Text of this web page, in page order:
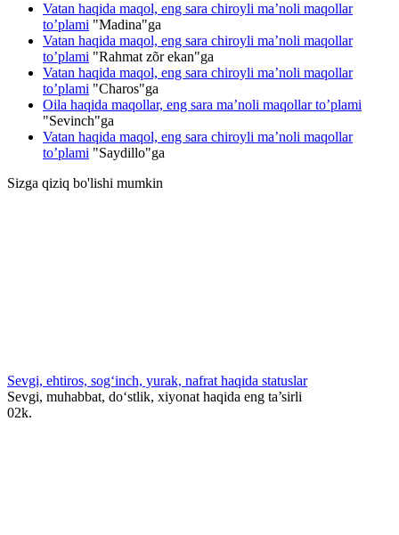
Vatan haqida maqol, eng sara chiroyli ma’noli maqollar
to’plami "Madina"ga
Vatan haqida maqol, eng sara chiroyli ma’noli maqollar
to’plami "Rahmat zõr ekan"ga
Vatan haqida maqol, eng sara chiroyli ma’noli maqollar
to’plami "Charos"ga
Oila haqida maqollar, eng sara ma’noli maqollar to’plami
"Sevinch"ga
Vatan haqida maqol, eng sara chiroyli ma’noli maqollar
to’plami "Saydillo"ga
Sizga qiziq bo'lishi mumkin
Sevgi, ehtiros, sog‘inch, yurak, nafrat haqida statuslar
Sevgi, muhabbat, do‘stlik, xiyonat haqida eng ta’sirli
02k.